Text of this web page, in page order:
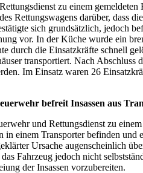
zu einem
Rettungswagens darüber, dass
sich grundsätzlich, jedoch
vor. In der Küche wurde ein
durch die Einsatzkräfte schnell
transportiert. Nach
Im Einsatz waren 26
befreit Insassen aus
und Rettungsdienst zu
einem Transporter befinden
Ursache augenscheinlich
Fahrzeug jedoch nicht
der Insassen vorzubereiten.